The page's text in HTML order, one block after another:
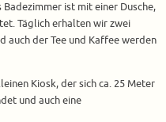
ist mit einer Dusche,
Täglich erhalten wir zwei
auch der Tee und Kaffee werden
Kiosk, der sich ca. 25 Meter
und auch eine